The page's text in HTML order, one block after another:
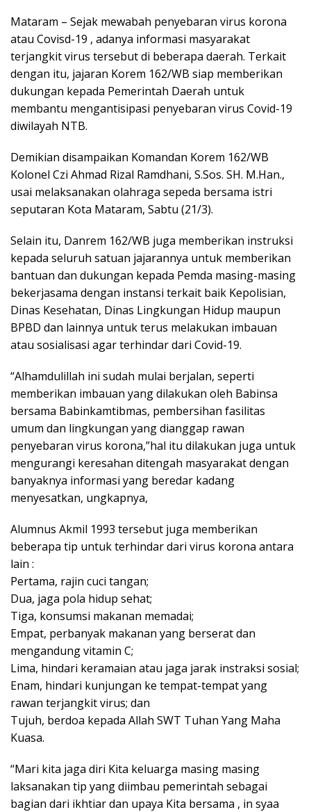
Mataram – Sejak mewabah penyebaran virus korona
atau Covisd-19 , adanya informasi masyarakat
terjangkit virus tersebut di beberapa daerah. Terkait
dengan itu, jajaran Korem 162/WB siap memberikan
dukungan kepada Pemerintah Daerah untuk
membantu mengantisipasi penyebaran virus Covid-19
diwilayah NTB.
Demikian disampaikan Komandan Korem 162/WB
Kolonel Czi Ahmad Rizal Ramdhani, S.Sos. SH. M.Han.,
usai melaksanakan olahraga sepeda bersama istri
seputaran Kota Mataram, Sabtu (21/3).
Selain itu, Danrem 162/WB juga memberikan instruksi
kepada seluruh satuan jajarannya untuk memberikan
bantuan dan dukungan kepada Pemda masing-masing
bekerjasama dengan instansi terkait baik Kepolisian,
Dinas Kesehatan, Dinas Lingkungan Hidup maupun
BPBD dan lainnya untuk terus melakukan imbauan
atau sosialisasi agar terhindar dari Covid-19.
“Alhamdulillah ini sudah mulai berjalan, seperti
memberikan imbauan yang dilakukan oleh Babinsa
bersama Babinkamtibmas, pembersihan fasilitas
umum dan lingkungan yang dianggap rawan
penyebaran virus korona,”hal itu dilakukan juga untuk
mengurangi keresahan ditengah masyarakat dengan
banyaknya informasi yang beredar kadang
menyesatkan, ungkapnya,
Alumnus Akmil 1993 tersebut juga memberikan
beberapa tip untuk terhindar dari virus korona antara
lain :
Pertama, rajin cuci tangan;
Dua, jaga pola hidup sehat;
Tiga, konsumsi makanan memadai;
Empat, perbanyak makanan yang berserat dan
mengandung vitamin C;
Lima, hindari keramaian atau jaga jarak instraksi sosial;
Enam, hindari kunjungan ke tempat-tempat yang
rawan terjangkit virus; dan
Tujuh, berdoa kepada Allah SWT Tuhan Yang Maha
Kuasa.
“Mari kita jaga diri Kita keluarga masing masing
laksanakan tip yang diimbau pemerintah sebagai
bagian dari ikhtiar dan upaya Kita bersama , in syaa